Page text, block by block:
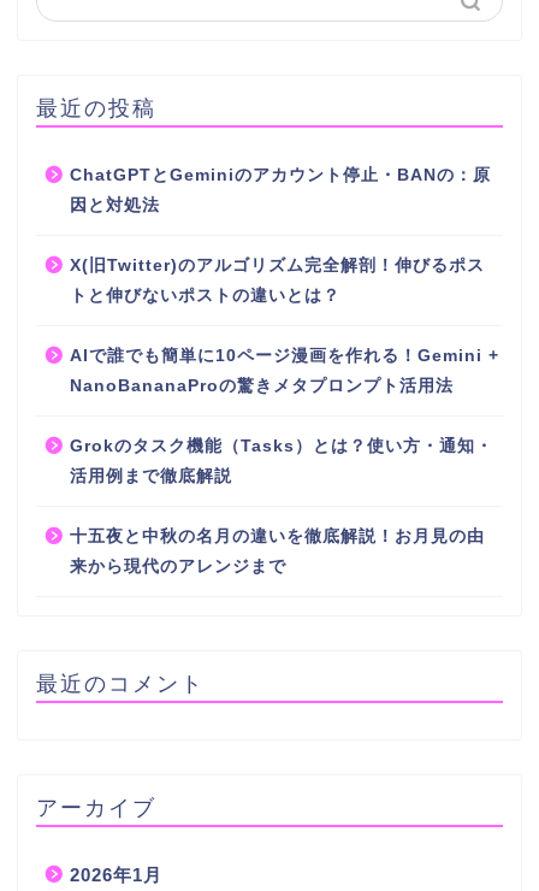
最近の投稿
ChatGPTとGeminiのアカウント停止・BANの：原
因と対処法
X(旧Twitter)のアルゴリズム完全解剖！伸びるポス
トと伸びないポストの違いとは？
AIで誰でも簡単に10ページ漫画を作れる！Gemini +
NanoBananaProの驚きメタプロンプト活用法
Grokのタスク機能（Tasks）とは？使い方・通知・
活用例まで徹底解説
十五夜と中秋の名月の違いを徹底解説！お月見の由
来から現代のアレンジまで
最近のコメント
アーカイブ
2026年1月